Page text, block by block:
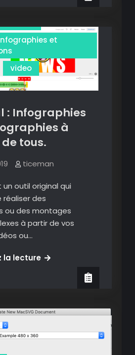
image
accessible
tous.
et
video
: Infographies
à
tous.
ticeman
un outil original qui
des
ou des montages
à partir de vos
ou…
la lecturePixapal
Infographies
vidéographies
à
portée